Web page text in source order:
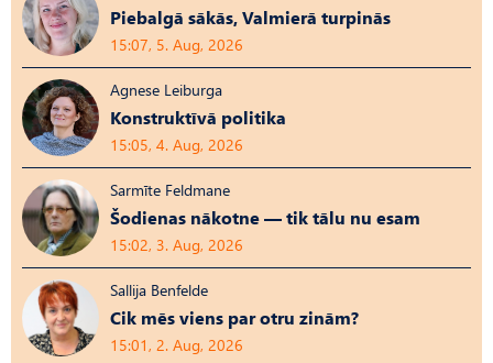
Piebalgā sākās, Valmierā turpinās
15:07, 5. Aug, 2026
Agnese Leiburga
Konstruktīvā politika
15:05, 4. Aug, 2026
Sarmīte Feldmane
Šodienas nākotne — tik tālu nu esam
15:02, 3. Aug, 2026
Sallija Benfelde
Cik mēs viens par otru zinām?
15:01, 2. Aug, 2026